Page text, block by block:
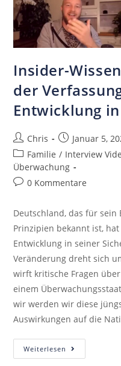
Insider-
der
Entwicklung
Chris
Januar 5,
Familie / Interview
Überwachung
0 Kommentare
Deutschland, das für sein
Prinzipien bekannt ist,
Entwicklung in seiner
Veränderung dreht sich
wirft kritische Fragen
einem
wir werden wir diese
Auswirkungen auf die
Weiterlesen